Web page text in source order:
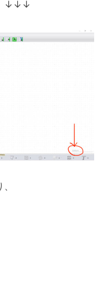
↓ ↓ ↓